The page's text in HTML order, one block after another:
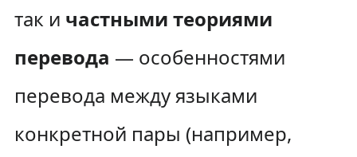
так и частными теориями
перевода — особенностями
перевода между языками
конкретной пары (например,